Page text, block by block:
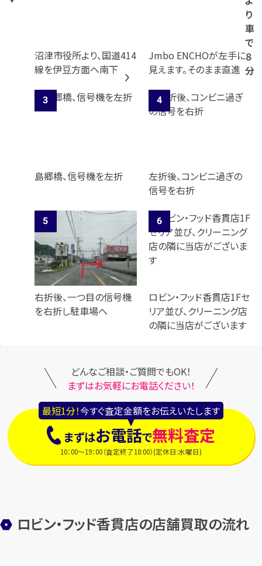
り
車
で
８
分
沼津市役所より、国道414
線を伊豆方面へ南下
Jmbo ENCHOが左手に
見えます。そのまま直進
島郷橋、信号機を左折
左折後、コンビニ過ぎの
信号を右折
右折後、一つ目の信号機
を右折し駐車場へ
ロビン・フッド香貫店1Fセ
リア並び、クリーニング店
の隣に当店がございます
どんなご相談・ご質問でもOK！
まずはお気軽にお電話ください！
最短1分！今すぐ査定金額をお伝えいたします
まずはお電話で無料査定
10：00～19：00（査定終了18:00）(定休日:水曜日)
ロビン・フッド香貫店の店舗買取の流れ